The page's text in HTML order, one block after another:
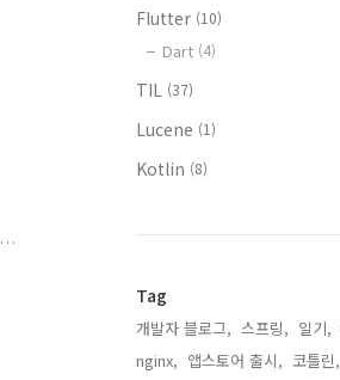
Flutter (10)
Dart (4)
TIL (37)
Lucene (1)
Kotlin (8)
Tag
개발자 블로그, 스프링, 일기,
nginx, 앱스토어 출시, 코틀린,